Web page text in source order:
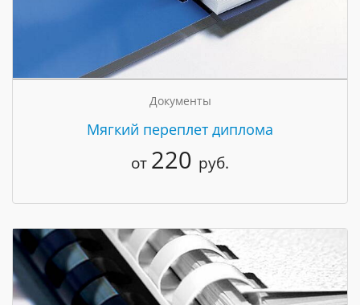
Документы
Мягкий переплет диплома
от 220 руб.